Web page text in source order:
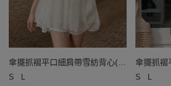
傘擺抓褶平口細肩帶雪紡背心(附
胸墊)
S L
傘擺抓褶
胸墊)
S L